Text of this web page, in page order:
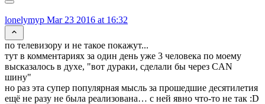
lonelymyp Mar 23 2016 at 16:32
по телевизору и не такое покажут...
тут в комментариях за один день уже 3 человека по моему
высказалось в духе, "вот дураки, сделали бы через CAN
шину"
но раз эта супер популярная мысль за прошедшие десятилетия
ещё не разу не была реализована… с ней явно что-то не так :D